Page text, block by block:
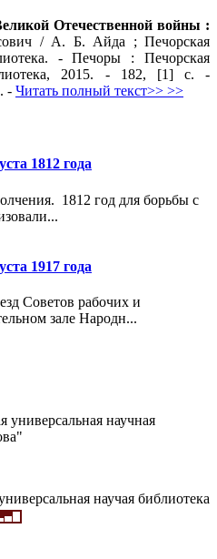
Отечественной войны :
/ А. Б. Айда ; Печорская
- Печоры : Печорская
2015. - 182, [1] с. -
- Читать полный текст>> >>
1812 года
1812 год для борьбы с
1917 года
Советов рабочих и
зале Народн...
научная
научая библиотека